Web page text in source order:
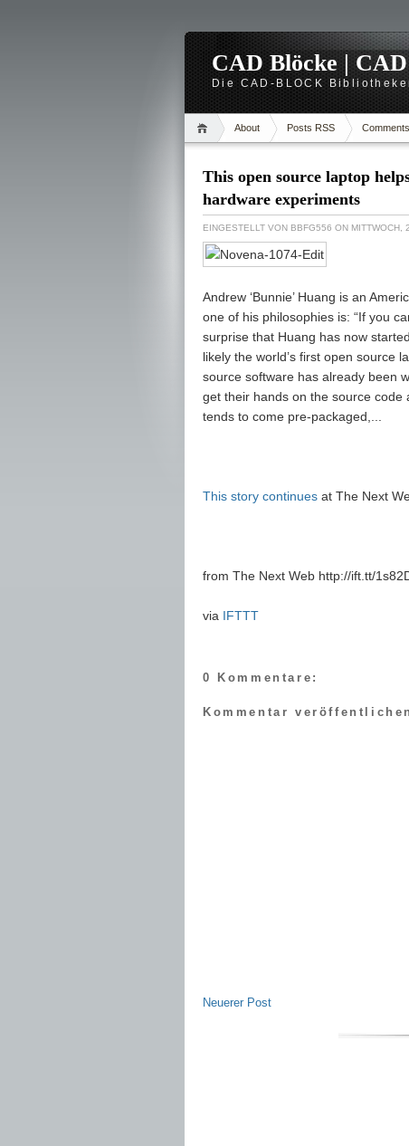
CAD Blöcke |
Die CAD-BLOCK
About Posts RSS
This open source laptop
hardware experiments
EINGESTELLT VON BBFG556 ON MITTWOCH,
Andrew ‘Bunnie’ Huang is an
one of his philosophies is: “If you
surprise that Huang has now
likely the world’s first open source
source software has already been
get their hands on the source
tends to come pre-packaged,...
This story continues at The Next
from The Next Web http://ift.tt/
via IFTTT
0 Kommentare:
Kommentar veröffentlichen
Neuerer Post